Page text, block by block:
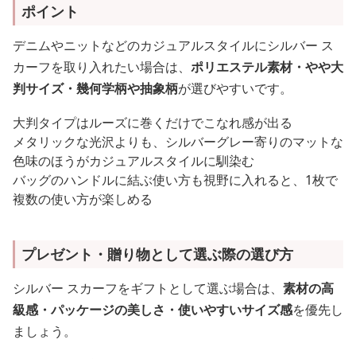
ポイント
デニムやニットなどのカジュアルスタイルにシルバー ス
カーフを取り入れたい場合は、 ポリエステル素材・やや大
判サイズ・幾何学柄や抽象柄が選びやすいです。
大判タイプはルーズに巻くだけでこなれ感が出る
メタリックな光沢よりも、シルバーグレー寄りのマットな
色味のほうがカジュアルスタイルに馴染む
バッグのハンドルに結ぶ使い方も視野に入れると、1枚で
複数の使い方が楽しめる
プレゼント・贈り物として選ぶ際の選び方
シルバー スカーフをギフトとして選ぶ場合は、 素材の高
級感・パッケージの美しさ・使いやすいサイズ感を優先し
ましょう。